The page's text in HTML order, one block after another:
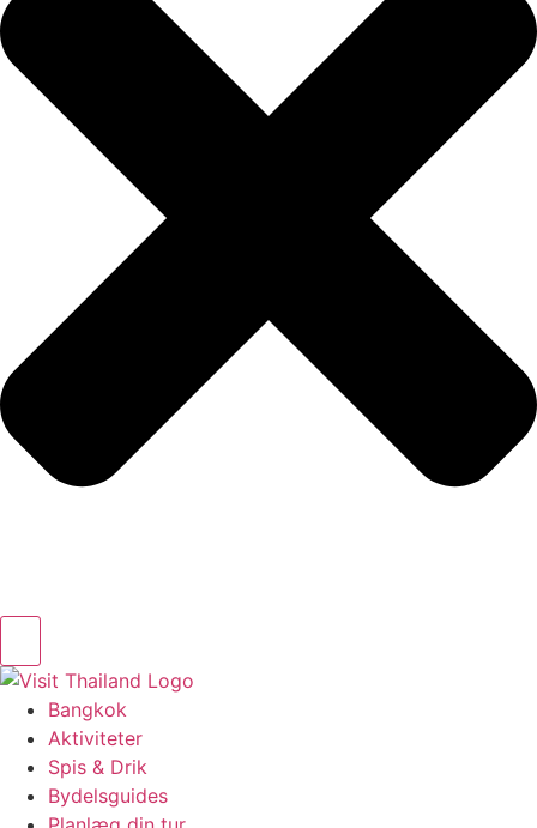
Bangkok
Aktiviteter
Spis & Drik
Bydelsguides